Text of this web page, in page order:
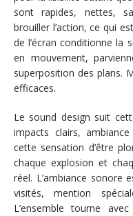
sont rapides, nettes,
brouiller l’action, ce qui
de l’écran conditionne la
en mouvement,
superposition des plans.
efficaces.
Le sound design suit
impacts clairs,
cette sensation d’être
chaque explosion et
réel. L’ambiance sonore
visités, mention
L’ensemble tourne